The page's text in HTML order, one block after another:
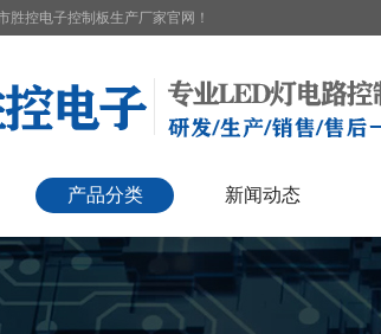
胜控电子控制板生产厂家官网！
产品分类 新闻动态